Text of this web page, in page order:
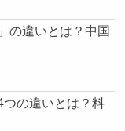
の違いとは？中国
つの違いとは？料